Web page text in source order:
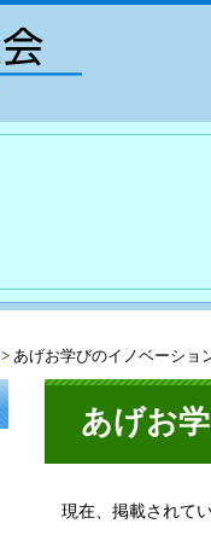
> あげお学びのイノベーショ
あげお
現在、掲載されて